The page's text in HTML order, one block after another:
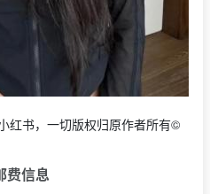
红书，一切版权归原作者所有©
费信息